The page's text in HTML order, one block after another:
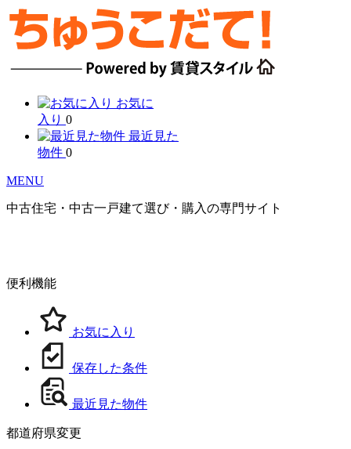
お気に
入り 0
最近見た
物件 0
MENU
中古住宅・中古一戸建て選び・購入の専門サイト
便利機能
お気に入り
保存した条件
最近見た物件
都道府県変更